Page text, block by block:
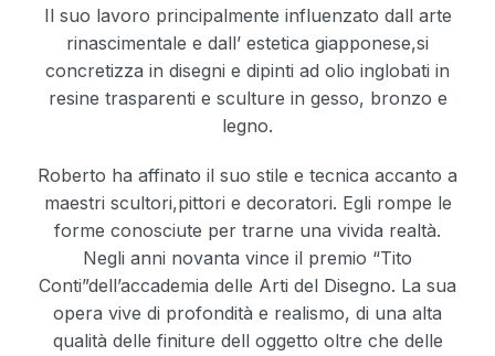
Il suo lavoro principalmente influenzato dall arte
rinascimentale e dall’ estetica giapponese,si
concretizza in disegni e dipinti ad olio inglobati in
resine trasparenti e sculture in gesso, bronzo e
legno.
Roberto ha affinato il suo stile e tecnica accanto a
maestri scultori,pittori e decoratori. Egli rompe le
forme conosciute per trarne una vivida realtà.
Negli anni novanta vince il premio “Tito
Conti”dell’accademia delle Arti del Disegno. La sua
opera vive di profondità e realismo, di una alta
qualità delle finiture dell oggetto oltre che delle